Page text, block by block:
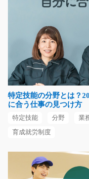
部品の機械加工オ
急募
パイプの切断や部品
あれば未経験の方も
長期（3ヶ月以上
時給1350円～
埼玉県志木市
特定技能の分野とは？
に合う仕事の見つけ方
特定技能 分野 業
育成就労制度